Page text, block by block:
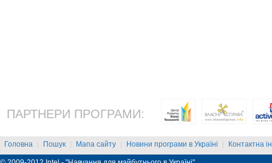
ПАРТНЕРИ ПРОГРАМИ:
Головна | Пошук | Мапа сайту | Новини програми в Україні | Контактна